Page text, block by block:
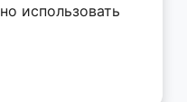
использовать